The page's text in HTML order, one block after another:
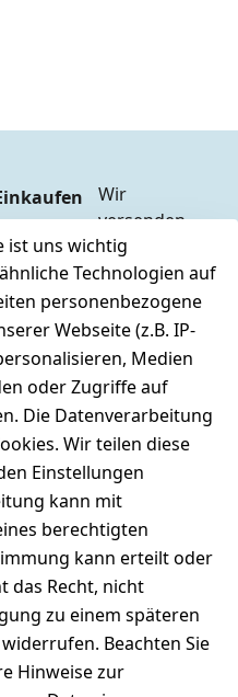
ist uns wichtig
Technologien auf
personenbezogene
Webseite (z.B. IP-
Medien
oder Zugriffe auf
Die Datenverarbeitung
Wir teilen diese
Einstellungen
kann mit
berechtigten
kann erteilt oder
das Recht, nicht
zu einem späteren
Beachten Sie
Hinweise zur
arten
Versandk
osten
Hilfe
Batteriee
ntsorgun
g
Märklin
Insider
Club
Unser
Ladenges
chäft
Newslett
eranmeld
ung
Wir
versenden
weltweit mit
DHL
Zahlen Sie
bequem per
Vorkasse
Barzahlu
Abholung
PayPal /
Kreditkar
te